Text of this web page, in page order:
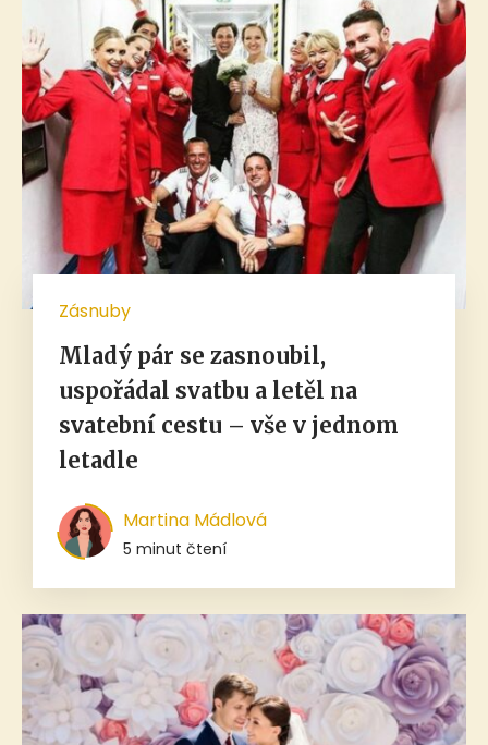
Zásnuby
Mladý pár se zasnoubil,
uspořádal svatbu a letěl na
svatební cestu – vše v jednom
letadle
Martina Mádlová
5 minut čtení